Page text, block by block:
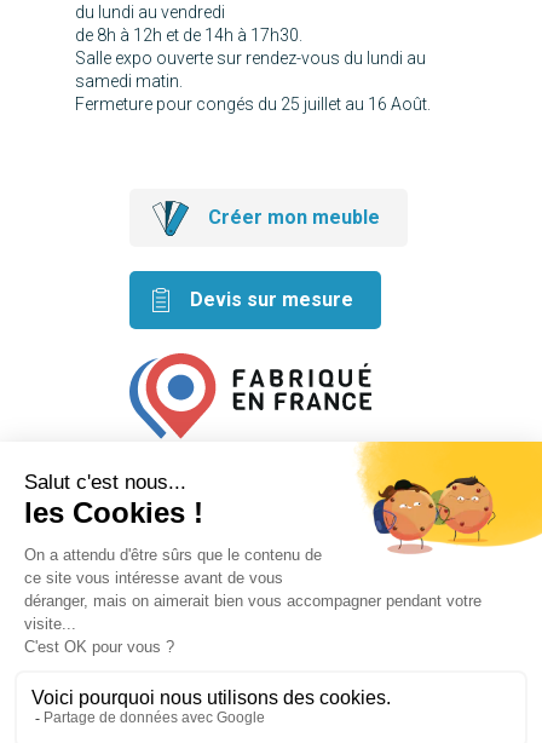
du lundi au vendredi
de 8h à 12h et de 14h à 17h30.
Salle expo ouverte sur rendez-vous du lundi au
samedi matin.
Fermeture pour congés du 25 juillet au 16 Août.
Créer mon meuble
Devis sur mesure
Retrouvez nos idées créatives
sur les réseaux
Conditions générales de vente